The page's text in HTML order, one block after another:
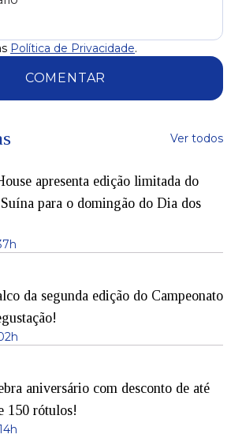
Política de Privacidade.
COMENTAR
Ver todos
apresenta edição limitada do
para o domingão do Dia dos
da segunda edição do Campeonato
aniversário com desconto de até
150 rótulos!